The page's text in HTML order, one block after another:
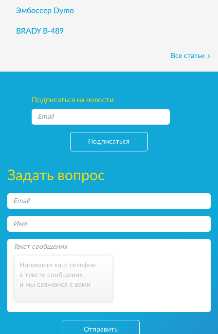
Эмбоссер Dymo
BRADY B-489
Все статьи
Подписаться на новости
Подписаться
Задать вопрос
Напишите ваш телефон
в тексте сообщения
и мы свяжемся с вами
Отправить